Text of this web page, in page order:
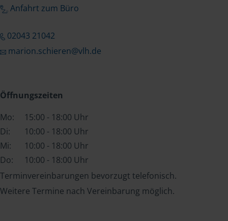
Anfahrt zum Büro
02043 21042
marion.schieren@vlh.de
Öffnungszeiten
Mo:
15:00 - 18:00 Uhr
Di:
10:00 - 18:00 Uhr
Mi:
10:00 - 18:00 Uhr
Do:
10:00 - 18:00 Uhr
Terminvereinbarungen bevorzugt telefonisch.
Weitere Termine nach Vereinbarung möglich.